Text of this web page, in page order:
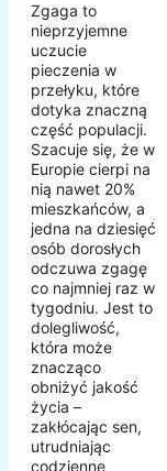
Zgaga to
nieprzyjemne
uczucie
pieczenia w
przełyku, które
dotyka znaczną
część populacji.
Szacuje się, że w
Europie cierpi na
nią nawet 20%
mieszkańców, a
jedna na dziesięć
osób dorosłych
odczuwa zgagę
co najmniej raz w
tygodniu. Jest to
dolegliwość,
która może
znacząco
obniżyć jakość
życia –
zakłócając sen,
utrudniając
codzienne